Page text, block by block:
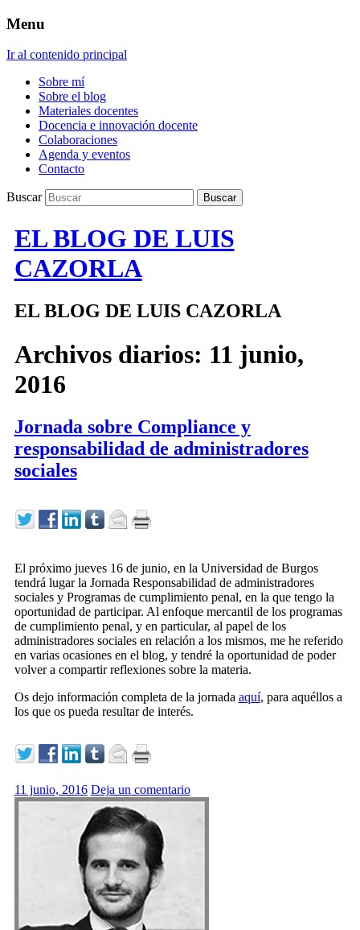
Menu
Ir al contenido principal
Sobre mí
Sobre el blog
Materiales docentes
Docencia e innovación docente
Colaboraciones
Agenda y eventos
Contacto
Buscar
EL BLOG DE LUIS
CAZORLA
EL BLOG DE LUIS CAZORLA
Archivos diarios: 11 junio,
2016
Jornada sobre Compliance y
responsabilidad de administradores
sociales
El próximo jueves 16 de junio, en la Universidad de Burgos
tendrá lugar la Jornada Responsabilidad de administradores
sociales y Programas de cumplimiento penal, en la que tengo la
oportunidad de participar. Al enfoque mercantil de los programas
de cumplimiento penal, y en particular, al papel de los
administradores sociales en relación a los mismos, me he referido
en varias ocasiones en el blog, y tendré la oportunidad de poder
volver a compartir reflexiones sobre la materia.
Os dejo información completa de la jornada aquí, para aquéllos a
los que os pueda resultar de interés.
11 junio, 2016 Deja un comentario